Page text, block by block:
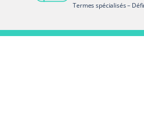
Termes spécialisés –